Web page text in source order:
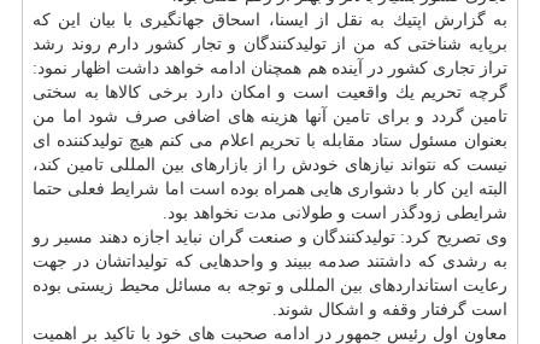
به گزارش اپتیك به نقل از ایسنا، اسحاق جهانگیری با بیان این كه
برپایه شناختی كه من از تولیدكنندگان و تجار كشور دارم روند رشد
تراز تجاری كشور در آینده هم همچنان ادامه خواهد داشت اظهار نمود:
گرچه تحریم یك واقعیت است و امكان دارد برخی كالاها به سختی
تامین گردد و برای تامین آنها هزینه های اضافی صرف شود اما من
بعنوان مسئول ستاد مقابله با تحریم اعلام می كنم هیچ تولیدكننده ای
نیست كه نتواند نیازهای خودش را از بازارهای بین المللی تامین كند،
البته این كار با دشواری هایی همراه بوده است اما شرایط فعلی حتما
شرایطی زودگذر است و طولانی مدت نخواهد بود.
وی تصریح كرد: تولیدكنندگان و صنعت گران نباید اجازه دهند مسیر رو
به رشدی كه داشتند صدمه ببیند و واحدهایی كه تولیداتشان در جهت
رعایت استانداردهای بین المللی و توجه به مسائل محیط زیستی بوده
است گرفتار وقفه و اشكال شوند.
معاون اول رئیس جمهور در ادامه صحبت های خود با تاكید بر اهمیت